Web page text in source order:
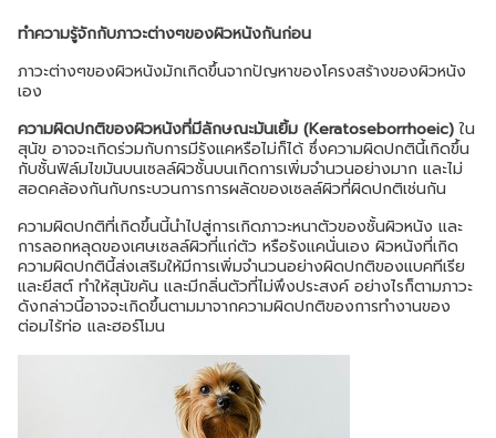
ทำความรู้จักกับภาวะต่างๆของผิวหนังกันก่อน
ภาวะต่างๆของผิวหนังมักเกิดขึ้นจากปัญหาของโครงสร้างของผิวหนัง
เอง
ความผิดปกติของผิวหนังที่มีลักษณะมันเยิ้ม (Keratoseborrhoeic)ใน
สุนัข อาจจะเกิดร่วมกับการมีรังแคหรือไม่ก็ได้ ซึ่งความผิดปกตินี้เกิดขึ้น
กับชั้นฟิล์มไขมันบนเซลล์ผิวชั้นบนเกิดการเพิ่มจำนวนอย่างมาก และไม่
สอดคล้องกันกับกระบวนการการผลัดของเซลล์ผิวที่ผิดปกติเช่นกัน
ความผิดปกติที่เกิดขึ้นนี้นำไปสู่การเกิดภาวะหนาตัวของชั้นผิวหนัง และ
การลอกหลุดของเศษเซลล์ผิวที่แก่ตัว หรือรังแคนั่นเอง ผิวหนังที่เกิด
ความผิดปกตินี้ส่งเสริมให้มีการเพิ่มจำนวนอย่างผิดปกติของแบคทีเรีย
และยีสต์ ทำให้สุนัขคัน และมีกลิ่นตัวที่ไม่พึงประสงค์ อย่างไรก็ตามภาวะ
ดังกล่าวนี้อาจจะเกิดขึ้นตามมาจากความผิดปกติของการทำงานของ
ต่อมไร้ท่อ และฮอร์โมน